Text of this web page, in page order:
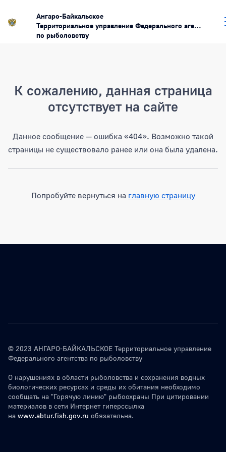
Ангаро-Байкальское
Территориальное управление Федерального агентства
по рыболовству
К сожалению, данная страница
отсутствует на сайте
Данное сообщение — ошибка «404». Возможно такой
страницы не существовало ранее или она была удалена.
Попробуйте вернуться на главную страницу
© 2023 АНГАРО-БАЙКАЛЬСКОЕ Территориальное управление
Федерального агентства по рыболовству
О нарушениях в области рыболовства и сохранения водных
биологических ресурсах и среды их обитания необходимо
сообщать на "Горячую линию" рыбоохраны При цитировании
материалов в сети Интернет гиперссылка
на www.abtur.fish.gov.ru обязательна.